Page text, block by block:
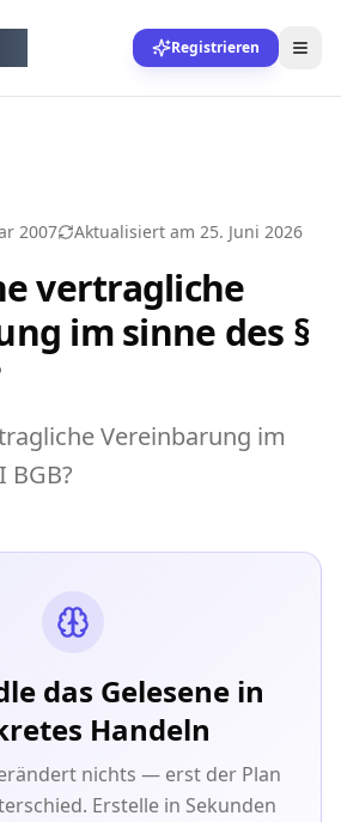
Registrieren
2007 Aktualisiert am 25. Juni 2026
vertragliche
im sinne des §
Vereinbarung im
BGB?
das Gelesene in
Handeln
nichts — erst der Plan
Erstelle in Sekunden